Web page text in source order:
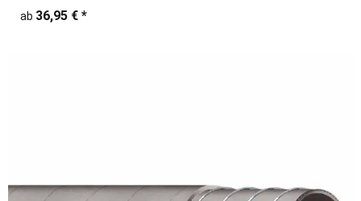
ab 36,95 € *